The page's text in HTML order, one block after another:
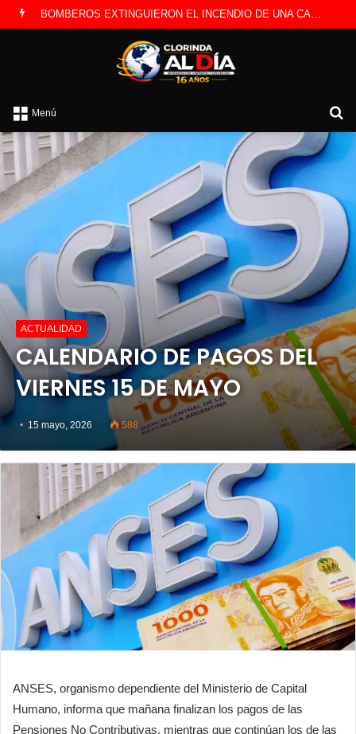
Menú
ACTUALIDAD
CALENDARIO DE PAGOS DEL
VIERNES 15 DE MAYO
15 mayo, 2026 588
ANSES, organismo dependiente del Ministerio de Capital
Humano, informa que mañana finalizan los pagos de las
Pensiones No Contributivas, mientras que continúan los de las